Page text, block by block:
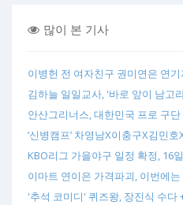
많이 본 기사
이병헌 전 여자친구 권미연은 연기
김하늘 일일교사, '바로 앞이 남고
안산그리너스, 대한민국 프로 구
‘신병캠프’ 차영남X이충구X김민
KBO리그 가을야구 일정 확정, 16
이마트 연이은 가격파괴, 이번에
'추석 코미디' 퀴즈왕, 장진식 수다